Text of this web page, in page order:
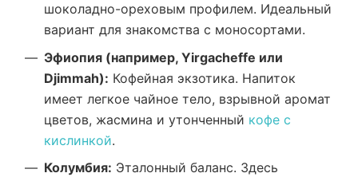
шоколадно-ореховым профилем. Идеальный
вариант для знакомства с моносортами.
Эфиопия (например, Yirgacheffe или
Djimmah): Кофейная экзотика. Напиток
имеет легкое чайное тело, взрывной аромат
цветов, жасмина и утонченный кофе с
кислинкой.
Колумбия: Эталонный баланс. Здесь